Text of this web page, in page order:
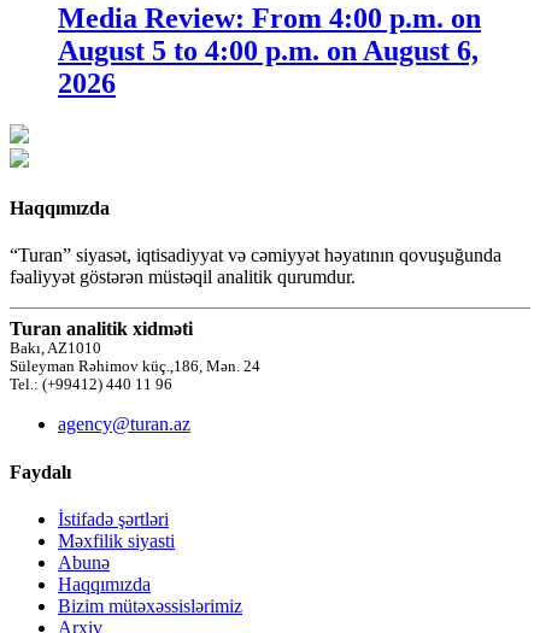
Media Review: From 4:00 p.m. on
August 5 to 4:00 p.m. on August 6,
2026
Haqqımızda
“Turan” siyasət, iqtisadiyyat və cəmiyyət həyatının qovuşuğunda
fəaliyyət göstərən müstəqil analitik qurumdur.
Turan analitik xidməti
Bakı, AZ1010
Süleyman Rəhimov küç.,186, Mən. 24
Tel.: (+99412) 440 11 96
agency@turan.az
Faydalı
İstifadə şərtləri
Məxfilik siyasti
Abunə
Haqqımızda
Bizim mütəxəssislərimiz
Arxiv